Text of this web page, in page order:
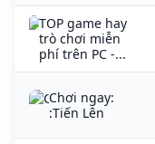
TOP game hay
trò chơi miễn
phí trên PC -...
Chơi ngay:
:Tiến Lên